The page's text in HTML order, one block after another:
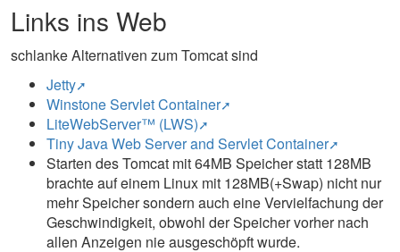
Links ins Web
schlanke Alternativen zum Tomcat sind
Jetty
Winstone Servlet Container
LiteWebServer™ (LWS)
Tiny Java Web Server and Servlet Container
Starten des Tomcat mit 64MB Speicher statt 128MB
brachte auf einem Linux mit 128MB(+Swap) nicht nur
mehr Speicher sondern auch eine Vervielfachung der
Geschwindigkeit, obwohl der Speicher vorher nach
allen Anzeigen nie ausgeschöpft wurde.